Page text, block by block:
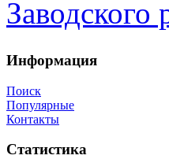
Информация
Поиск
Популярные
Контакты
Статистика